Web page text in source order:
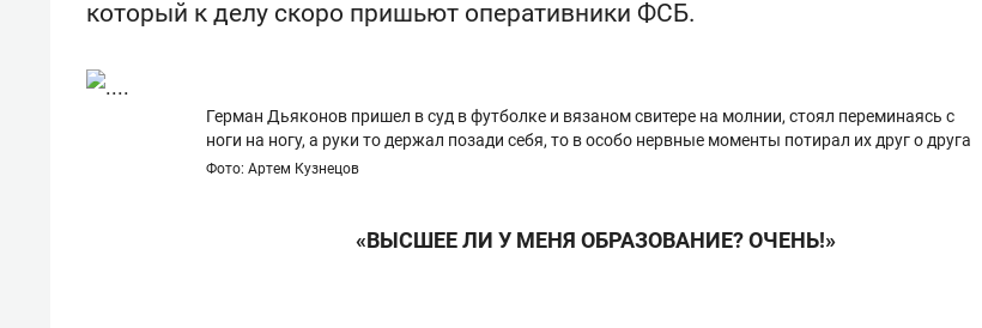
который к делу скоро пришьют оперативники ФСБ.
Герман Дьяконов пришел в суд в футболке и вязаном свитере на молнии, стоял переминаясь с
ноги на ногу, а руки то держал позади себя, то в особо нервные моменты потирал их друг о друга
Фото: Артем Кузнецов
«ВЫСШЕЕ ЛИ У МЕНЯ ОБРАЗОВАНИЕ? ОЧЕНЬ!»